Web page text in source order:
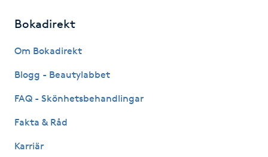
Hollywood Peel
Hot Stone Massage
Hudföryngring
Bokadirekt
Om Bokadirekt
Blogg - Beautylabbet
FAQ - Skönhetsbehandlingar
Fakta & Råd
Karriär